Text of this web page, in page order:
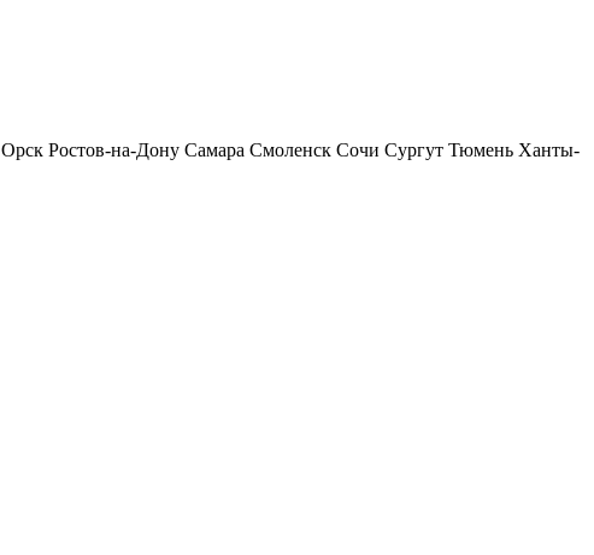
Орск Ростов-на-Дону Самара Смоленск Сочи Сургут Тюмень Ханты-